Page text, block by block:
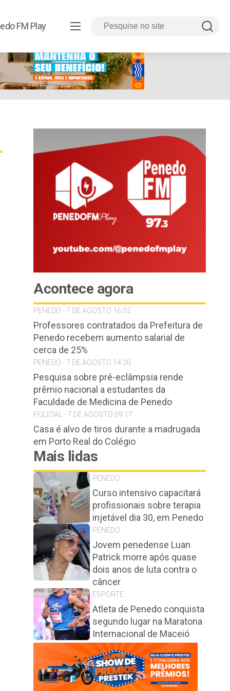
FM Play
Acontece agora
PENEDO - 7 DE AGOSTO 16:02
Professores contratados da Prefeitura de
Penedo recebem aumento salarial de
cerca de 25%
PENEDO - 7 DE AGOSTO 14:30
Pesquisa sobre pré-eclâmpsia rende
prêmio nacional a estudantes da
Faculdade de Medicina de Penedo
POLICIAL - 7 DE AGOSTO 09:17
Casa é alvo de tiros durante a madrugada
em Porto Real do Colégio
Mais lidas
PENEDO
Curso intensivo capacitará
profissionais sobre terapia
injetável dia 30, em Penedo
PENEDO
Jovem penedense Luan
Patrick morre após quase
dois anos de luta contra o
câncer
ESPORTE
Atleta de Penedo conquista
segundo lugar na Maratona
Internacional de Maceió